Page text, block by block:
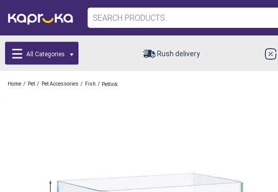
All Categories Rush delivery
Home / Pet / Pet Accessories / Fish / Petlink